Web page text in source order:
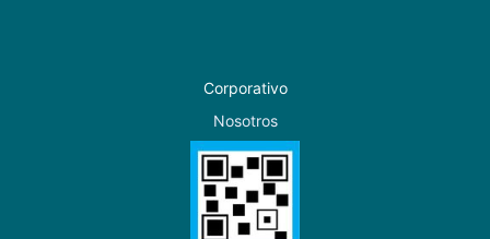
Corporativo
Nosotros